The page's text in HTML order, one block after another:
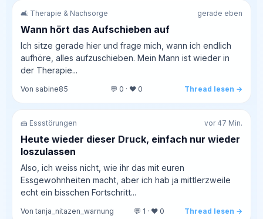
🛋️ Therapie & Nachsorge gerade eben
Wann hört das Aufschieben auf
Ich sitze gerade hier und frage mich, wann ich endlich
aufhöre, alles aufzuschieben. Mein Mann ist wieder in
der Therapie...
Von sabine85 💬 0 · ❤️ 0 Thread lesen →
🍰 Essstörungen vor 47 Min.
Heute wieder dieser Druck, einfach nur wieder
loszulassen
Also, ich weiss nicht, wie ihr das mit euren
Essgewohnheiten macht, aber ich hab ja mittlerzweile
echt ein bisschen Fortschritt...
Von tanja_nitazen_warnung 💬 1 · ❤️ 0 Thread lesen →